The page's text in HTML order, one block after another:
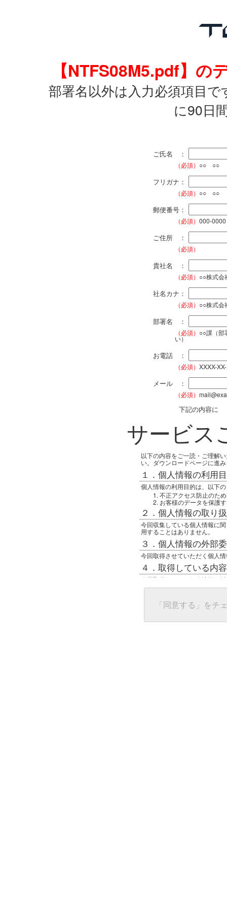
【NTFS08M5.pdf】
部署名以外は入力必須項目
に90日
ご氏名 ：
（必須） ○○ ○○
フリガナ：
（必須） ○○ ○○
郵便番号：
（必須） 000-0000
ご住所 ：
（必須）
貴社名 ：
（必須） ○○株式会
社名カナ：
（必須） ○○株式会
部署名 ：
（必須） ○○課（部
い）
お電話 ：
（必須） XXXX-
メール ：
（必須）
下記の内容に
サービス
以下の内容をご一読・ご理解
い。ダウンロードページに進
１．個人情報の利用
個人情報の利用目的は、以下
不正アクセス防止のため
お客様のデータを保護
２．個人情報の取り
今回収集している個人情報に
用することはありません。
３．個人情報の外部
今回取得させていただく個人
４．取得している内
今回取得している個人情報は
任意の名前
グローバルIPアドレス
接続ホスト情報
５．個人情報に関す
「同意する」をチ